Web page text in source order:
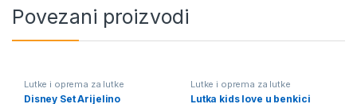
Povezani proizvodi
Lutke i oprema za lutke
Disney Set Arijelino
Lutke i oprema za lutke
Lutka kids love u benkici